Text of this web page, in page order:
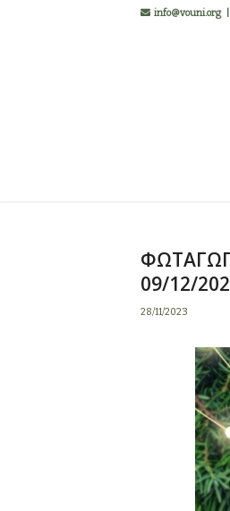
info@vouni.org|
09/12/
28/11/2023